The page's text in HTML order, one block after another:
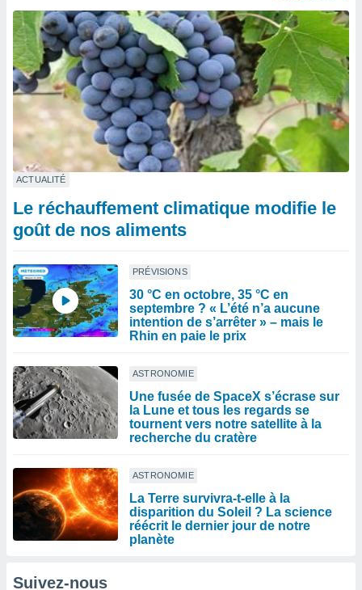
ACTUALITÉ
Le réchauffement climatique modifie le
goût de nos aliments
PRÉVISIONS
30 °C en octobre, 35 °C en
septembre ? « L’été n’a aucune
intention de s’arrêter » – mais le
Rhin en paie le prix
ASTRONOMIE
Une fusée de SpaceX s’écrase sur
la Lune et tous les regards se
tournent vers notre satellite à la
recherche du cratère
ASTRONOMIE
La Terre survivra-t-elle à la
disparition du Soleil ? La science
réécrit le dernier jour de notre
planète
Suivez-nous